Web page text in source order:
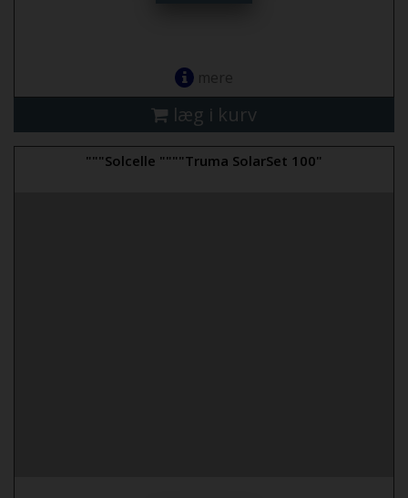
mere
læg i kurv
"""Solcelle """"Truma SolarSet 100"